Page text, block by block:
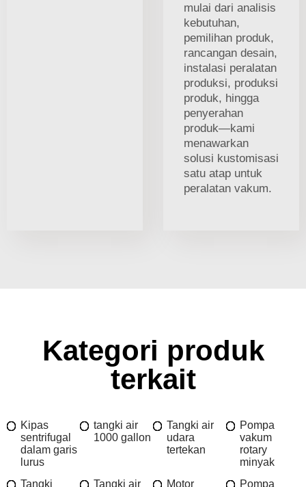
mulai dari analisis
kebutuhan,
pemilihan produk,
rancangan desain,
instalasi peralatan
produksi, produksi
produk, hingga
penyerahan
produk—kami
menawarkan
solusi kustomisasi
satu atap untuk
peralatan vakum.
Kategori produk
terkait
Kipas
sentrifugal
dalam garis
lurus
tangki air
1000 gallon
Tangki air
udara
tertekan
Pompa
vakum
rotary
minyak
Tangki
Tangki air
Motor
Pompa